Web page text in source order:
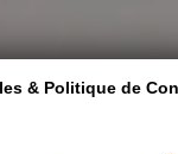
& Politique de